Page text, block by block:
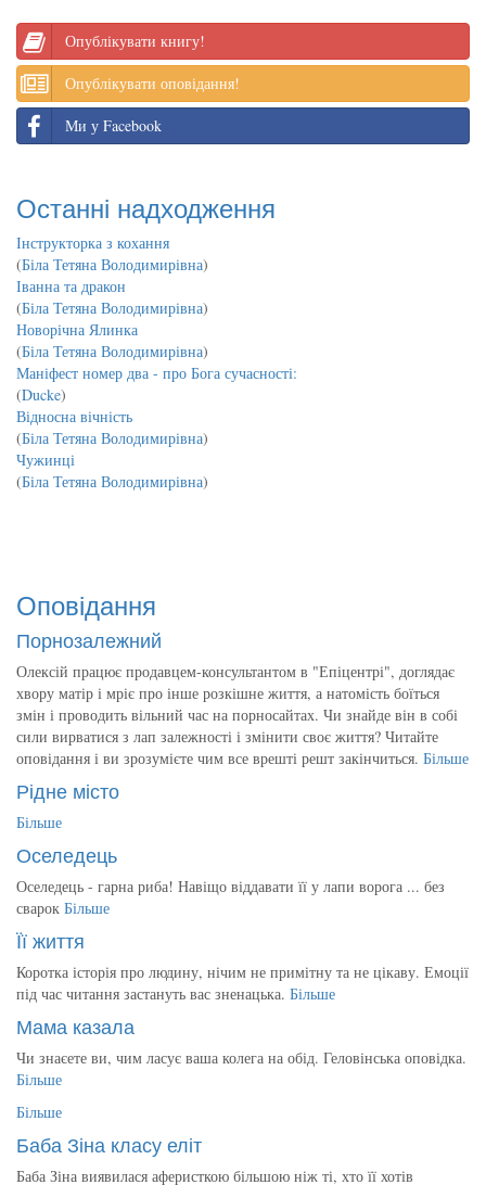
Опублікувати книгу!
Опублікувати оповідання!
Ми у Facebook
Останні надходження
Інструкторка з кохання
(Біла Тетяна Володимирівна)
Іванна та дракон
(Біла Тетяна Володимирівна)
Новорічна Ялинка
(Біла Тетяна Володимирівна)
Маніфест номер два - про Бога сучасності:
(Ducke)
Відносна вічність
(Біла Тетяна Володимирівна)
Чужинці
(Біла Тетяна Володимирівна)
Оповідання
Порнозалежний
Олексій працює продавцем-консультантом в "Епіцентрі", доглядає
хвору матір і мріє про інше розкішне життя, а натомість боїться
змін і проводить вільний час на порносайтах. Чи знайде він в собі
сили вирватися з лап залежності і змінити своє життя? Читайте
оповідання і ви зрозумієте чим все врешті решт закінчиться. Більше
Рідне місто
Більше
Оселедець
Оселедець - гарна риба! Навіщо віддавати її у лапи ворога ... без
сварок Більше
Її життя
Коротка історія про людину, нічим не примітну та не цікаву. Емоції
під час читання застануть вас зненацька. Більше
Мама казала
Чи знаєете ви, чим ласує ваша колега на обід. Геловінська оповідка.
Більше
Більше
Баба Зіна класу еліт
Баба Зіна виявилася аферисткою більшою ніж ті, хто її хотів